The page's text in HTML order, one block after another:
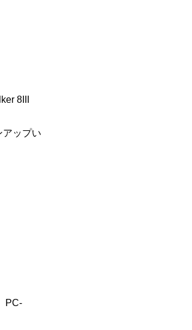
8III
アップい
PC-